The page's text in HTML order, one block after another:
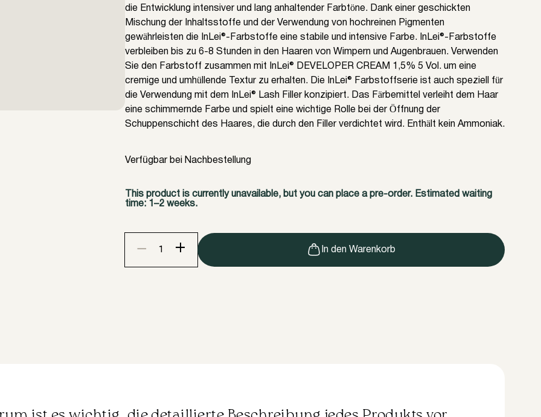
die Entwicklung intensiver und lang anhaltender Farbtöne. Dank einer geschickten
Mischung der Inhaltsstoffe und der Verwendung von hochreinen Pigmenten
gewährleisten die InLei®-Farbstoffe eine stabile und intensive Farbe. InLei®-Farbstoffe
verbleiben bis zu 6-8 Stunden in den Haaren von Wimpern und Augenbrauen. Verwenden
Sie den Farbstoff zusammen mit InLei® DEVELOPER CREAM 1,5% 5 Vol. um eine
cremige und umhüllende Textur zu erhalten. Die InLei® Farbstoffserie ist auch speziell für
die Verwendung mit dem InLei® Lash Filler konzipiert. Das Färbemittel verleiht dem Haar
eine schimmernde Farbe und spielt eine wichtige Rolle bei der Öffnung der
Schuppenschicht des Haares, die durch den Filler verdichtet wird. Enthält kein Ammoniak.
Verfügbar bei Nachbestellung
This product is currently unavailable, but you can place a pre-order. Estimated waiting
time: 1–2 weeks.
−
InLei
"SILVER"-
+ In den Warenkorb